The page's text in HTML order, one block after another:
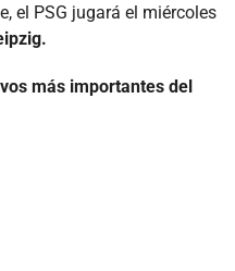
el PSG jugará el miércoles
más importantes del